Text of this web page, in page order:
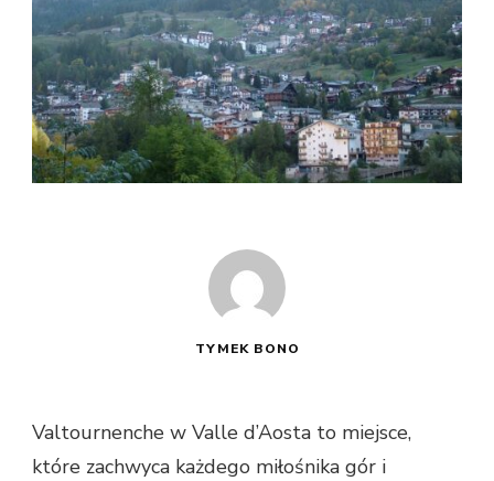
TYMEK BONO
Valtournenche w Valle d’Aosta to miejsce,
które zachwyca każdego miłośnika gór i